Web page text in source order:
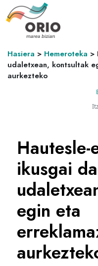
Hasiera > Hemeroteka >
udaletxean, kontsultak
aurkezteko
ikusgai
egin eta